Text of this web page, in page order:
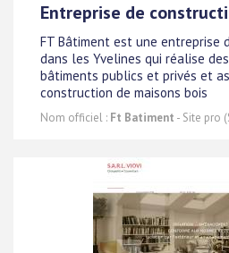
Entreprise de
FT Bâtiment est une entreprise
dans les Yvelines qui réalise
bâtiments publics et privés et
construction de maisons bois
Nom officiel : Ft Batiment - Site pro